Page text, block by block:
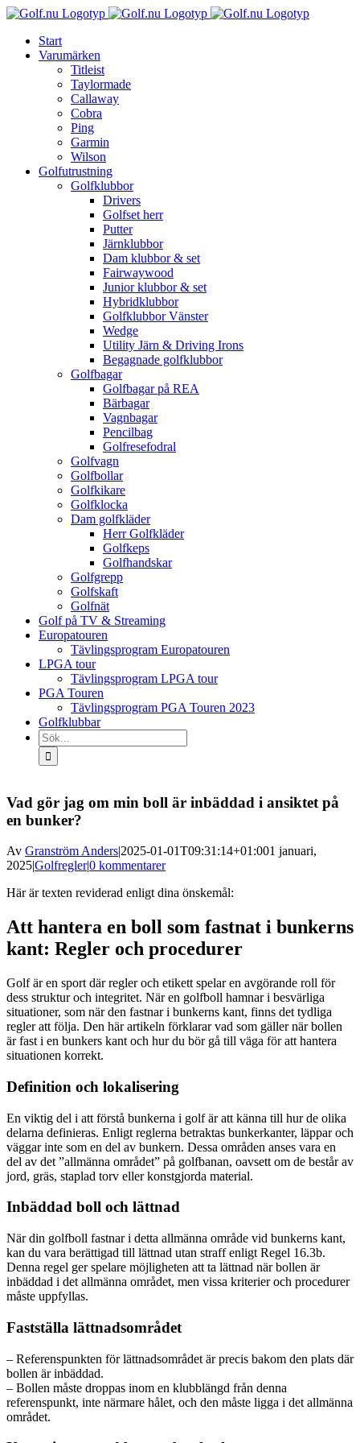
Fortsätt
innehållet
Start
Varumärken
Titleist
Taylormade
Callaway
Cobra
Ping
Garmin
Wilson
Golfutrustning
Golfklubbor
Drivers
Golfset herr
Putter
Järnklubbor
Dam klubbor & set
Fairwaywood
Junior klubbor & set
Hybridklubbor
Golfklubbor Vänster
Wedge
Utility Järn & Driving Irons
Begagnade golfklubbor
Golfbagar
Golfbagar på REA
Bärbagar
Vagnbagar
Pencilbag
Golfresefodral
Golfvagn
Golfbollar
Golfkikare
Golfklocka
Dam golfkläder
Herr Golfkläder
Golfkeps
Golfhandskar
Golfgrepp
Golfskaft
Golfnät
Golf på TV & Streaming
Europatouren
Tävlingsprogram Europatouren
LPGA tour
Tävlingsprogram LPGA tour
PGA Touren
Tävlingsprogram PGA Touren 2023
Golfklubbar
Sök
efter:
Vad gör jag om min boll är inbäddad i ansiktet på
en bunker?
Av Granström Anders|2025-01-01T09:31:14+01:001 januari,
2025|Golfregler|0 kommentarer
Här är texten reviderad enligt dina önskemål:
Att hantera en boll som fastnat i bunkerns
kant: Regler och procedurer
Golf är en sport där regler och etikett spelar en avgörande roll för
dess struktur och integritet. När en golfboll hamnar i besvärliga
situationer, som när den fastnar i bunkerns kant, finns det tydliga
regler att följa. Den här artikeln förklarar vad som gäller när bollen
är fast i en bunkers kant och hur du bör gå till väga för att hantera
situationen korrekt.
Definition och lokalisering
En viktig del i att förstå bunkerna i golf är att känna till hur de olika
delarna definieras. Enligt reglerna betraktas bunkerkanter, läppar och
väggar inte som en del av bunkern. Dessa områden anses vara en
del av det ”allmänna området” på golfbanan, oavsett om de består av
jord, gräs, staplad torv eller konstgjorda material.
Inbäddad boll och lättnad
När din golfboll fastnar i detta allmänna område vid bunkerns kant,
kan du vara berättigad till lättnad utan straff enligt Regel 16.3b.
Denna regel ger spelare möjligheten att ta lättnad när bollen är
inbäddad i det allmänna området, men vissa kriterier och procedurer
måste uppfyllas.
Fastställa lättnadsområdet
– Referenspunkten för lättnadsområdet är precis bakom den plats där
bollen är inbäddad.
– Bollen måste droppas inom en klubblängd från denna
referenspunkt, inte närmare hålet, och den måste ligga i det allmänna
området.